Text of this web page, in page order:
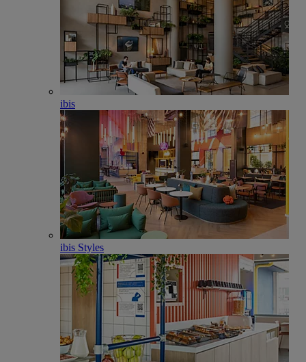
ibis
ibis Styles